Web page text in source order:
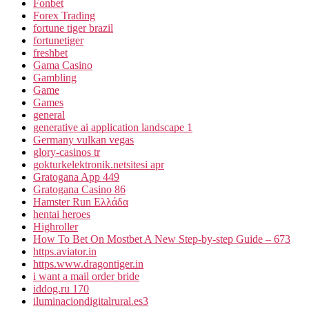
Fonbet
Forex Trading
fortune tiger brazil
fortunetiger
freshbet
Gama Casino
Gambling
Game
Games
general
generative ai application landscape 1
Germany vulkan vegas
glory-casinos tr
gokturkelektronik.netsitesi apr
Gratogana App 449
Gratogana Casino 86
Hamster Run Ελλάδα
hentai heroes
Highroller
How To Bet On Mostbet A New Step-by-step Guide – 673
https.aviator.in
https.www.dragontiger.in
i want a mail order bride
iddog.ru 170
iluminaciondigitalrural.es3